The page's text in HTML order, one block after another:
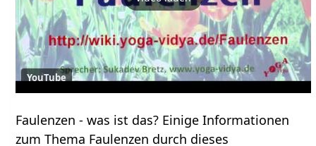
YouTube
Faulenzen‏‎ - was ist das? Einige Informationen
zum Thema Faulenzen‏‎ durch dieses